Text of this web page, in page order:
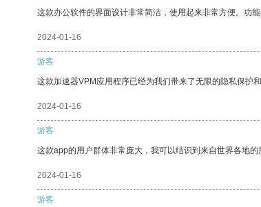
这款办公软件的界面设计非常简洁，使用起来非常方便。功能
2024-01-16
游客
这款加速器VPM应用程序已经为我们带来了无限的隐私保护和
2024-01-16
游客
这款app的用户群体非常庞大，我可以结识到来自世界各地的
2024-01-16
游客